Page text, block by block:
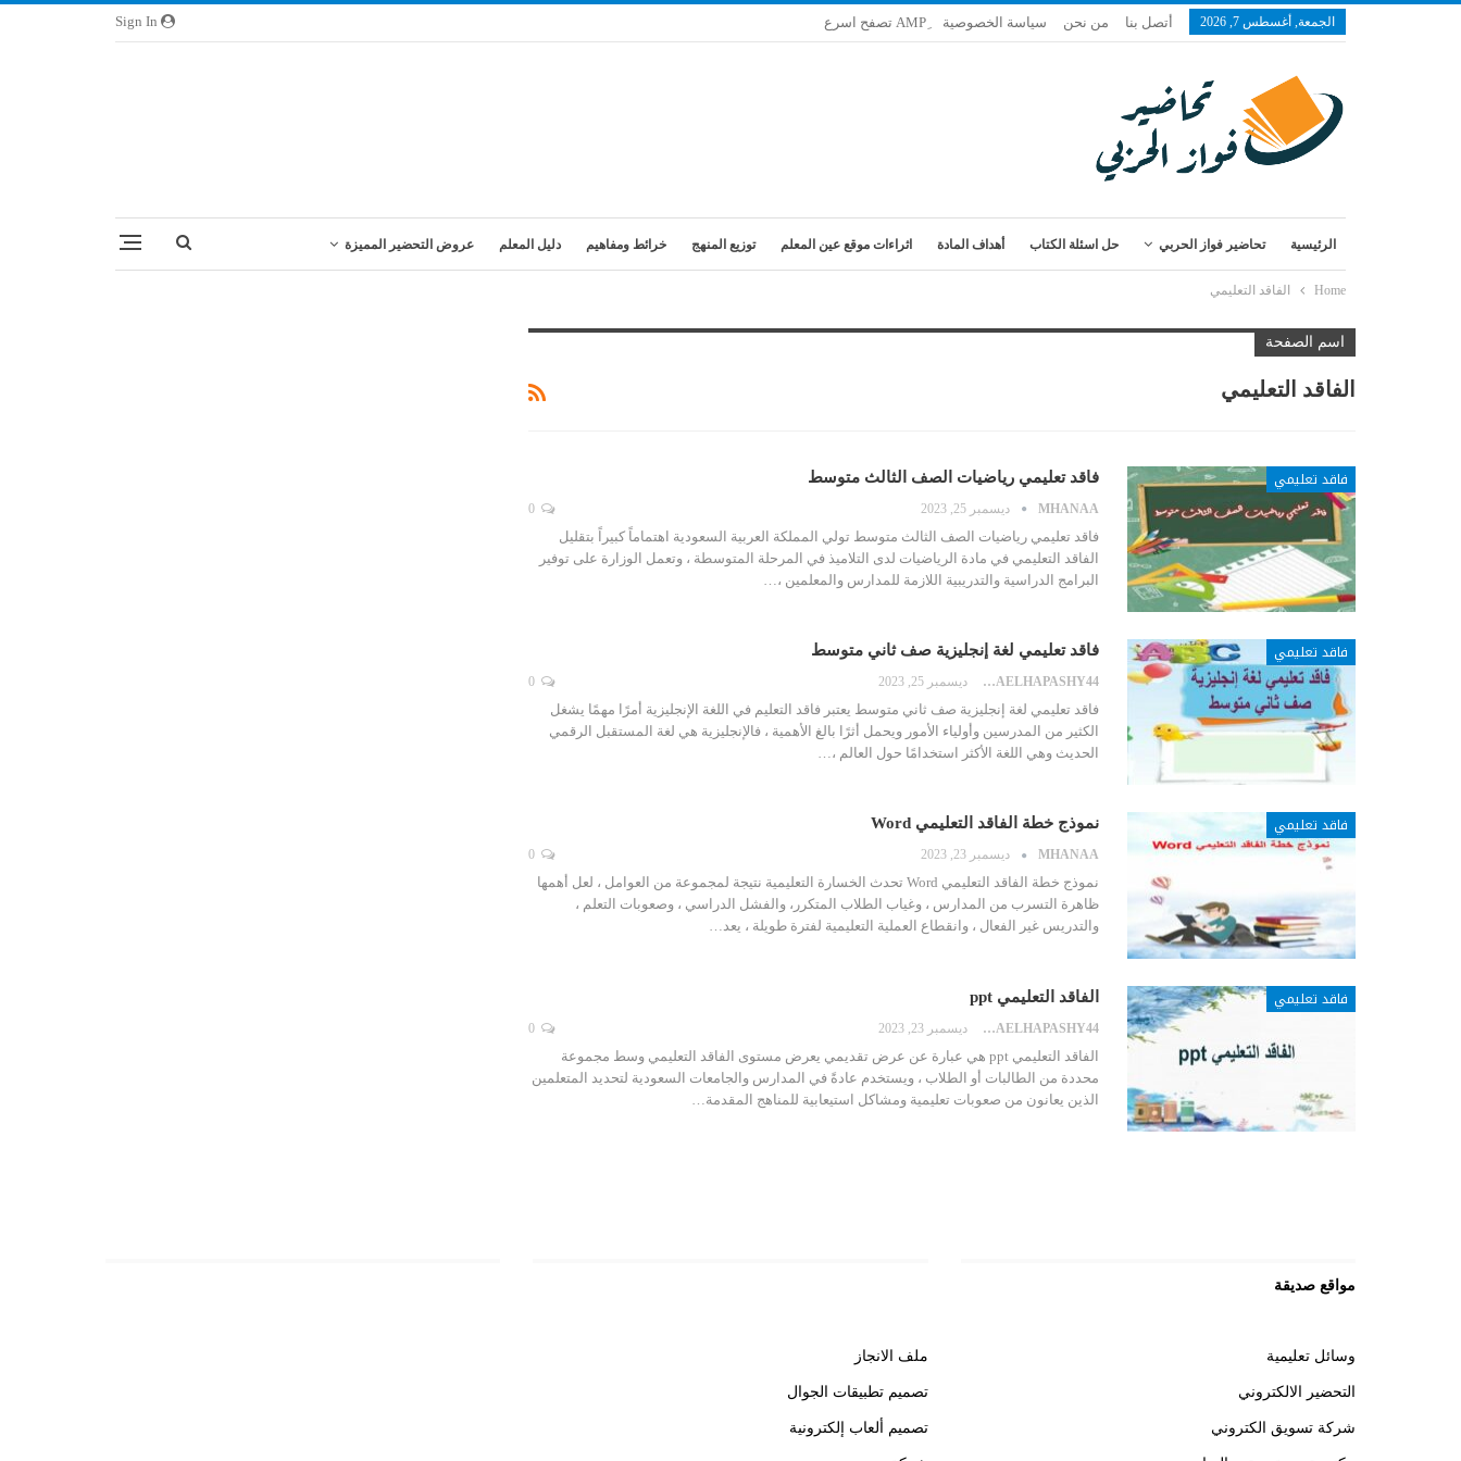
الجمعة, أغسطس 7, 2026 أتصل بنا من نحن سياسة الخصوصية
الرئيسية تحاضير فواز الحربي حل اسئلة الكتاب أهداف المادة اثراءات موقع عين المعلم توزيع المنهج خرائط ومفاهيم دليل المعلم عروض التحضير المميزة
Home الفاقد التعليمي
اسم الصفحة
الفاقد التعليمي
فاقد تعليمي فاقد تعليمي رياضيات الصف الثالث متوسط
MHANAA ديسمبر 25, 2023
فاقد تعليمي رياضيات الصف الثالث متوسط تولي المملكة العربية السعودية اهتماماً كبيراً بتقليل
الفاقد التعليمي في مادة الرياضيات لدى التلاميذ في المرحلة المتوسطة ، وتعمل الوزارة على توفير
البرامج الدراسية والتدريبية اللازمة للمدارس والمعلمين ،…
فاقد تعليمي فاقد تعليمي لغة إنجليزية صف ثاني متوسط
SARAELHAPASHY44 ديسمبر 25, 2023
فاقد تعليمي لغة إنجليزية صف ثاني متوسط يعتبر فاقد التعليم في اللغة الإنجليزية أمرًا مهمًا يشغل
الكثير من المدرسين وأولياء الأمور ويحمل أثرًا بالغ الأهمية ، فالإنجليزية هي لغة المستقبل الرقمي
الحديث وهي اللغة الأكثر استخدامًا حول العالم ،…
فاقد تعليمي نموذج خطة الفاقد التعليمي Word
MHANAA ديسمبر 23, 2023
نموذج خطة الفاقد التعليمي Word تحدث الخسارة التعليمية نتيجة لمجموعة من العوامل ، لعل أهمها
ظاهرة التسرب من المدارس ، وغياب الطلاب المتكرر، والفشل الدراسي ، وصعوبات التعلم ،
والتدريس غير الفعال ، وانقطاع العملية التعليمية لفترة طويلة ، يعد…
فاقد تعليمي الفاقد التعليمي ppt
SARAELHAPASHY44 ديسمبر 23, 2023
الفاقد التعليمي ppt هي عبارة عن عرض تقديمي يعرض مستوى الفاقد التعليمي وسط مجموعة
محددة من الطالبات أو الطلاب ، ويستخدم عادةً في المدارس والجامعات السعودية لتحديد المتعلمين
الذين يعانون من صعوبات تعليمية ومشاكل استيعابية للمناهج المقدمة…
مواقع صديقة
وسائل تعليمية
التحضير الالكتروني
شركة تسويق الكتروني
ملف الانجاز
تصميم تطبيقات الجوال
تصميم ألعاب إلكترونية